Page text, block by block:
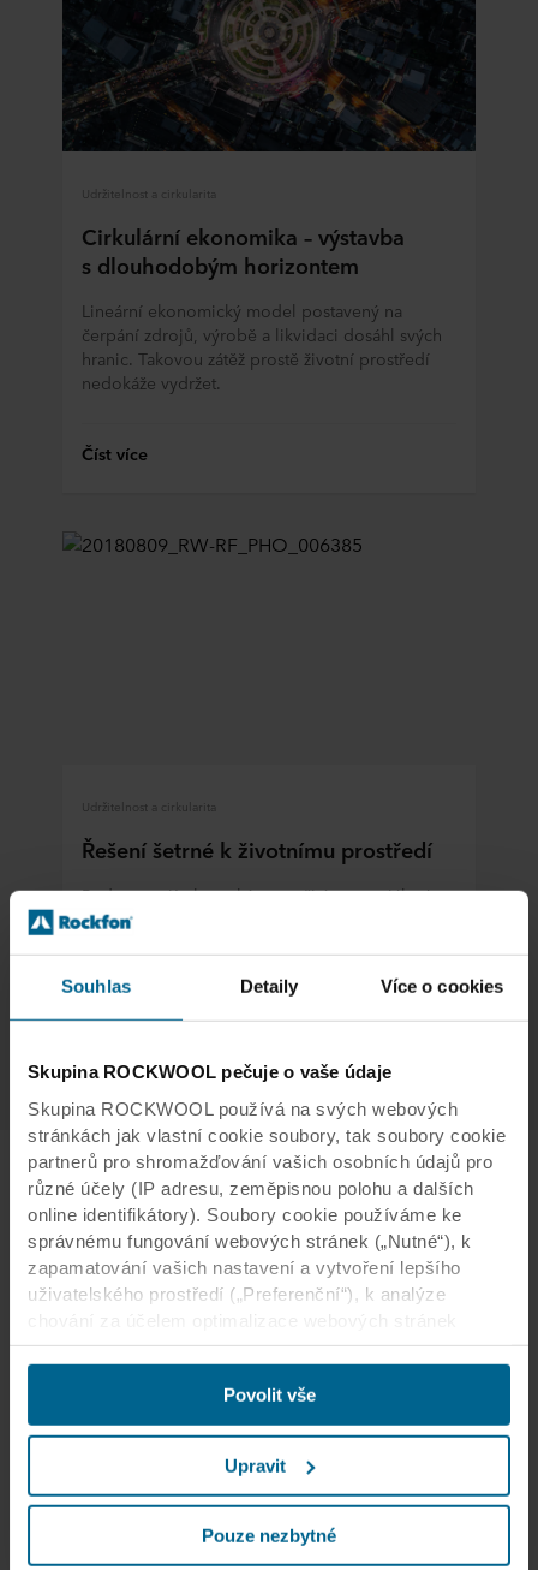
Souhlas Detaily Více o cookies
Skupina ROCKWOOL pečuje o vaše údaje
Skupina ROCKWOOL používá na svých webových
stránkách jak vlastní cookie soubory, tak soubory cookie
partnerů pro shromažďování vašich osobních údajů pro
různé účely (IP adresu, zeměpisnou polohu a dalších
online identifikátory). Soubory cookie používáme ke
správnému fungování webových stránek („Nutné“), k
zapamatování vašich nastavení a vytvoření lepšího
uživatelského prostředí („Preferenční“), k analýze
(„Statistické“) a k cílení obsahu či reklam v sociálních
médiích a na externích webových stránkách podle
vašeho chování na našich webech („Marketingové“).
Informace o využívání našich webových stránek
oblasti sociálních médií, reklamy a analýzy. Naši
obchodní partneři mohou tyto údaje kombinovat s dalšími
informacemi poskytnutými v minulosti nebo
shromážděnými prostřednictvím vašeho využívání jejich
Povolit vše
Upravit
Pouze nezbytné
Udržitelnost a cirkularita
Cirkulární ekonomika – výstavba
s dlouhodobým horizontem
Lineární ekonomický model postavený na
čerpání zdrojů, výrobě a likvidaci dosáhl svých
hranic. Takovou zátěž prostě životní prostředí
nedokáže vydržet.
Číst více
Udržitelnost a cirkularita
Řešení šetrné k životnímu prostředí
Budovy mají obrovský nevyužitý potenciál stát
se ústřední součástí řešení naléhavých výzev z
Číst více
Další témata týkající se našeho
způsobu myšlení